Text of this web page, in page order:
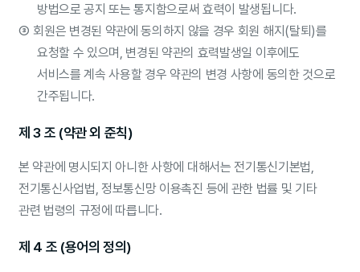
방법으로 공지 또는 통지함으로써 효력이 발생됩니다.
③ 회원은 변경된 약관에 동의하지 않을 경우 회원 해지(탈퇴)를
요청할 수 있으며, 변경된 약관의 효력발생일 이후에도
서비스를 계속 사용할 경우 약관의 변경 사항에 동의한 것으로
간주됩니다.
제 3 조 (약관 외 준칙)
본 약관에 명시되지 아니한 사항에 대해서는 전기통신기본법,
전기통신사업법, 정보통신망 이용촉진 등에 관한 법률 및 기타
관련 법령의 규정에 따릅니다.
제 4 조 (용어의 정의)